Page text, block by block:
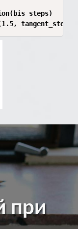
при